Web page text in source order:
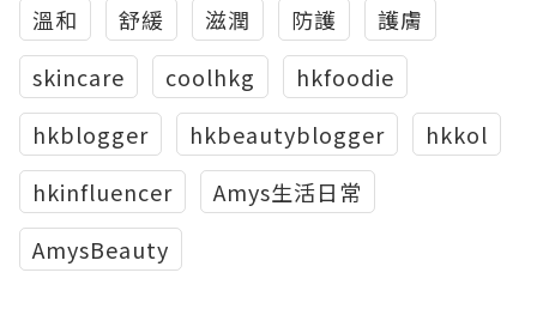
溫和
舒緩 滋潤 防護
護膚
skincare
coolhkg
hkfoodie
hkblogger
hkbeautyblogger
hkkol
hkinfluencer
Amys生活日常
AmysBeauty